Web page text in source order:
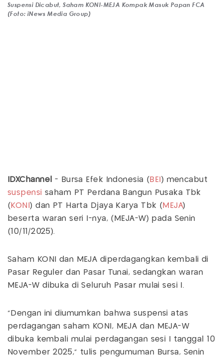
Suspensi Dicabut, Saham KONI-MEJA Kompak Masuk Papan FCA
(Foto: iNews Media Group)
IDXChannel - Bursa Efek Indonesia ( BEI ) mencabut
suspensi saham PT Perdana Bangun Pusaka Tbk
( KONI ) dan PT Harta Djaya Karya Tbk ( MEJA)
beserta waran seri I-nya, (MEJA-W) pada Senin
(10/11/2025).
Saham KONI dan MEJA diperdagangkan kembali di
Pasar Reguler dan Pasar Tunai, sedangkan waran
MEJA-W dibuka di Seluruh Pasar mulai sesi I.
"Dengan ini diumumkan bahwa suspensi atas
perdagangan saham KONI, MEJA dan MEJA-W
dibuka kembali mulai perdagangan sesi I tanggal 10
November 2025," tulis pengumuman Bursa, Senin